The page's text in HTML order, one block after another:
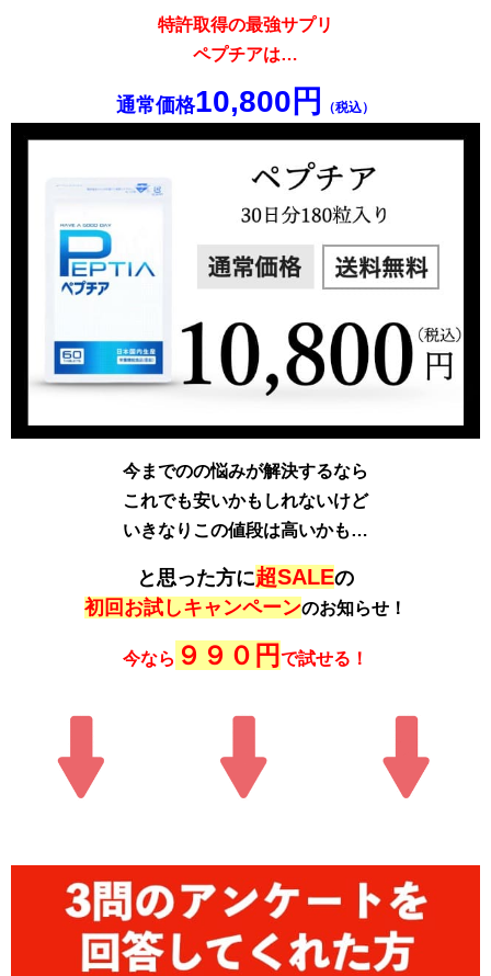
特許取得の最強サプリ
ペプチアは…
通常価格10,800円 （税込）
今までのの悩みが解決するなら
これでも安いかもしれないけど
いきなりこの値段は高いかも…
と思った方に超SALEの
初回お試しキャンペーンのお知らせ！
今なら ９９０円 で試せる！